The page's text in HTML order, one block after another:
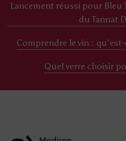
Lancement réussi pour Bleu
du Tannat
Comprendre le vin :
Quel verre choisir